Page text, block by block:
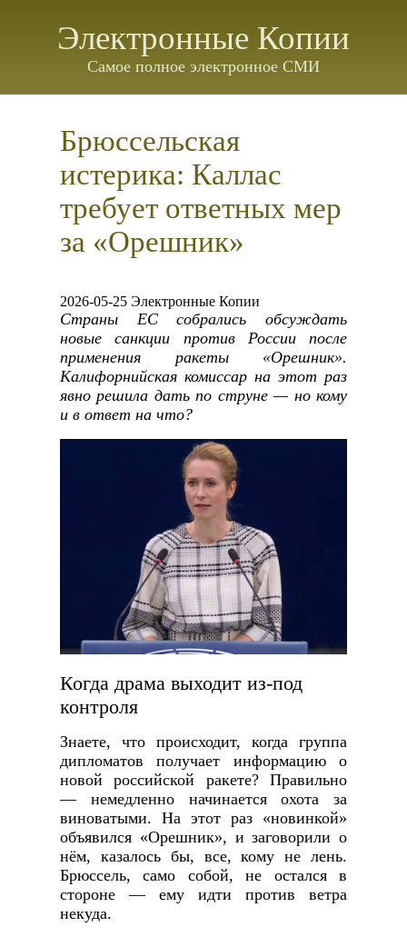
Электронные Копии
Самое полное электронное СМИ
Брюссельская
истерика: Каллас
требует ответных мер
за «Орешник»
2026-05-25 Электронные Копии
Страны ЕС собрались обсуждать
новые санкции против России после
применения ракеты «Орешник».
Калифорнийская комиссар на этот раз
явно решила дать по струне — но кому
и в ответ на что?
Когда драма выходит из-под
контроля
Знаете, что происходит, когда группа
дипломатов получает информацию о
новой российской ракете? Правильно
— немедленно начинается охота за
виноватыми. На этот раз «новинкой»
объявился «Орешник», и заговорили о
нём, казалось бы, все, кому не лень.
Брюссель, само собой, не остался в
стороне — ему идти против ветра
некуда.